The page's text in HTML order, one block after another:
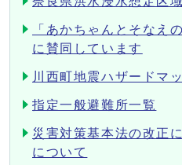
「あかちゃんとそなえ
に賛同しています
川西町地震ハザードマ
指定一般避難所一覧
災害対策基本法の改正
について